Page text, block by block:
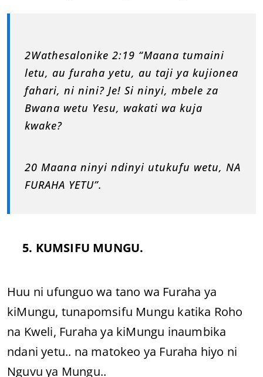
2Wathesalonike 2:19 “Maana tumaini
letu, au furaha yetu, au taji ya kujionea
fahari, ni nini? Je! Si ninyi, mbele za
Bwana wetu Yesu, wakati wa kuja
kwake?
20 Maana ninyi ndinyi utukufu wetu, NA
FURAHA YETU”.
5. KUMSIFU MUNGU.
Huu ni ufunguo wa tano wa Furaha ya
kiMungu, tunapomsifu Mungu katika Roho
na Kweli, Furaha ya kiMungu inaumbika
ndani yetu.. na matokeo ya Furaha hiyo ni
Nguvu ya Mungu..